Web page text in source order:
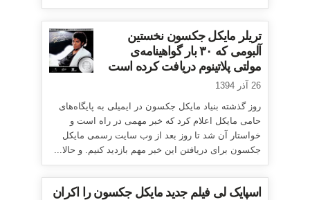
تریلر مایکل جکسون نخستین
آلبومی که ۳۰ بار گواهینامه‌ی
مولتی پلاتینوم دریافت کرده است
26 آذر 1394
روز گذشته بنیاد مایکل جکسون در ایمیلی به پایگاه‌های
حامی مایکل اعلام کرد که خبر مهمی در راه است و
خواستار آن شد تا روز بعد از وب سایت رسمی مایکل
جکسون برای دریافتن این خبر مهم بازدید کنیم. و حالا...
اسپایک لی فیلم جدید مایکل جکسون را اکران